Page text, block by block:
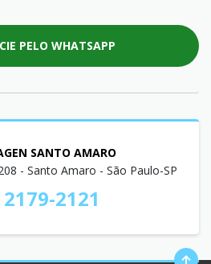
PELO WHATSAPP
SANTO AMARO
- Santo Amaro - São Paulo-SP
2121